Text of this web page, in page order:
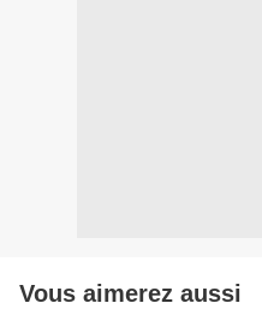
Vous aimerez aussi